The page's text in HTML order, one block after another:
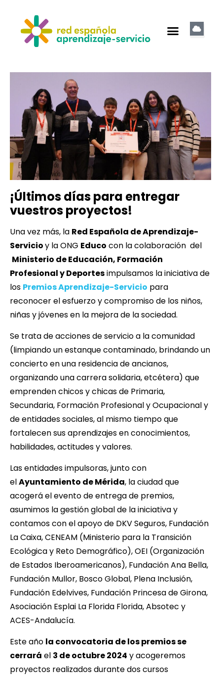
¡Últimos días para entregar
vuestros proyectos!
Una vez más, la Red Española de Aprendizaje-
Servicioy la ONG Educo con la colaboración del
Ministerio de Educación, Formación
Profesional y Deportesimpulsamos la iniciativa de
los Premios Aprendizaje-Servicio para
reconocer el esfuerzo y compromiso de los niños,
niñas y jóvenes en la mejora de la sociedad.
Se trata de acciones de servicio a la comunidad
(limpiando un estanque contaminado, brindando un
concierto en una residencia de ancianos,
organizando una carrera solidaria, etcétera) que
emprenden chicos y chicas de Primaria,
Secundaria, Formación Profesional y Ocupacional y
de entidades sociales, al mismo tiempo que
fortalecen sus aprendizajes en conocimientos,
habilidades, actitudes y valores.
Las entidades impulsoras, junto con
elAyuntamiento de Mérida, la ciudad que
acogerá el evento de entrega de premios,
asumimos la gestión global de la iniciativa y
contamos con el apoyo de DKV Seguros, Fundación
La Caixa, CENEAM (Ministerio para la Transición
Ecológica y Reto Demográfico), OEI (Organización
de Estados Iberoamericanos), Fundación Ana Bella,
Fundación Mullor, Bosco Global, Plena Inclusión,
Fundación Edelvives, Fundación Princesa de Girona,
Asociación Esplai La Florida Florida, Absotec y
ACES-Andalucía.
Este año la convocatoria de los premios se
cerrará el 3 de octubre 2024 y acogeremos
proyectos realizados durante dos cursos